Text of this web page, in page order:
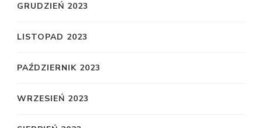
GRUDZIEŃ 2023
LISTOPAD 2023
PAŹDZIERNIK 2023
WRZESIEŃ 2023